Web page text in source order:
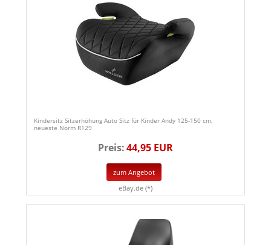
Kindersitz Sitzerhöhung Auto Sitz für Kinder Andy 125-150 cm,
neueste Norm R129
Preis:44,95 EUR
zum Angebot
eBay.de (*)